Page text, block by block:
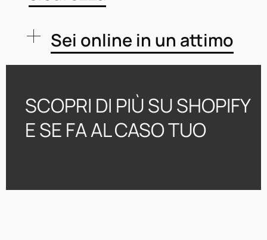
Sei online in un attimo
SCOPRI DI PIÙ SU SHOPIFY
E SE FA AL CASO TUO